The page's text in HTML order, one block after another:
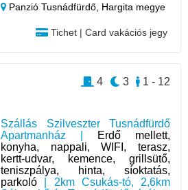
Panzió Tusnádfürdő, Hargita megye
Tichet | Card vakációs jegy
Szállás Szilveszter Tusnádfürdő
Apartmanház |
Erdő mellett,
konyha, nappali, WIFI, terasz,
kertt-udvar, kemence, grillsütő,
teniszpálya, hinta, síoktatás,
parkoló | 2km Csukás-tó, 2,6km
1 - 12
3
4